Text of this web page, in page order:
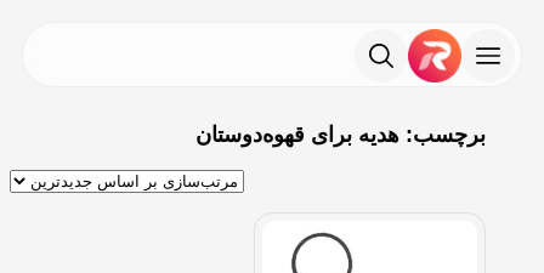
برچسب: هدیه برای قهوه‌دوستان